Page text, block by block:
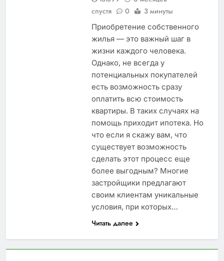
спустя
0 3 минуты
Приобретение собственного
жилья — это важный шаг в
жизни каждого человека.
Однако, не всегда у
потенциальных покупателей
есть возможность сразу
оплатить всю стоимость
квартиры. В таких случаях на
помощь приходит ипотека. Но
что если я скажу вам, что
существует возможность
сделать этот процесс еще
более выгодным? Многие
застройщики предлагают
своим клиентам уникальные
условия, при которых…
Читать далее